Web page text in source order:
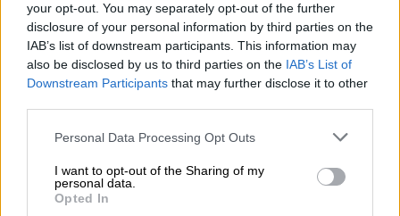
your opt-out. You may separately opt-out of the further
disclosure of your personal information by third parties on the
IAB’s list of downstream participants. This information may
also be disclosed by us to third parties on the IAB’s List of
Downstream Participants that may further disclose it to other
Please note that this website/app uses one or more Google
not limited to your visit or usage behaviour. You may click to
grant or deny consent to Google and its third-party tags to
use your data for below specified purposes in below Google
Personal Data Processing Opt Outs
I want to opt-out of the Sharing of my
personal data.
Opted In
Ο ηθοποιός βιώνει μια διαφορετική
καθημερινότητα μετά τις κατηγορίες για
σεξουαλική παρενόχληση